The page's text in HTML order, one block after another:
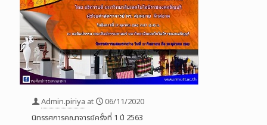
Admin.piriya at
06/11/2020
นิทรรศการคณาจารย์ครั้งที่ 1 ปี 2563